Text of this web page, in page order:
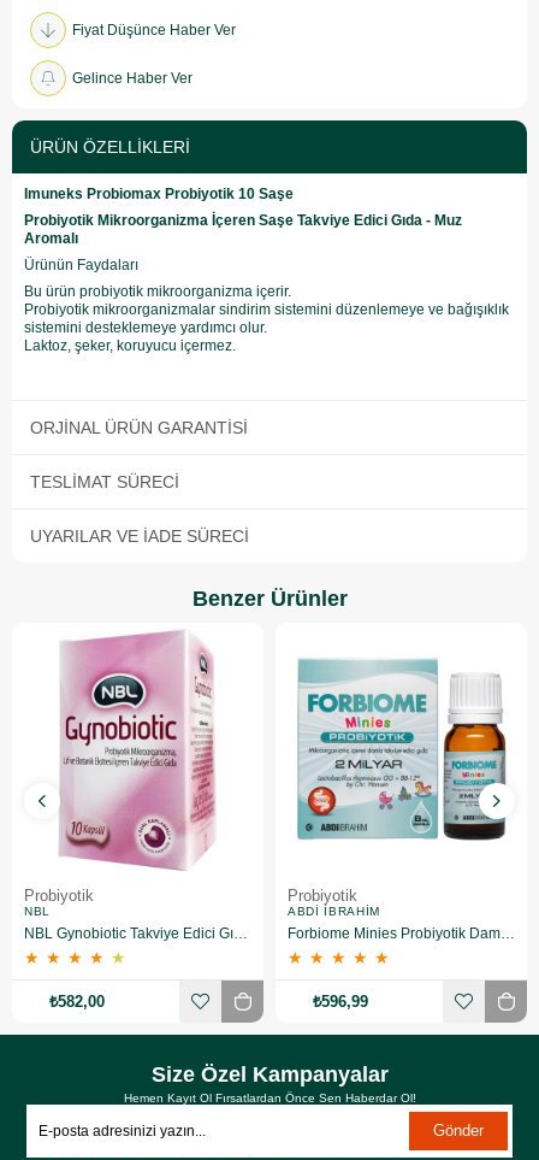
Fiyat Düşünce Haber Ver
Gelince Haber Ver
ÜRÜN ÖZELLIKLERI
Imuneks Probiomax Probiyotik 10 Saşe
Probiyotik Mikroorganizma İçeren Saşe Takviye Edici Gıda - Muz
Aromalı
Ürünün Faydaları
Bu ürün probiyotik mikroorganizma içerir.
Probiyotik mikroorganizmalar sindirim sistemini düzenlemeye ve bağışıklık
sistemini desteklemeye yardımcı olur.
Laktoz, şeker, koruyucu içermez.
ORJINAL ÜRÜN GARANTISI
TESLIMAT SÜRECI
UYARILAR VE İADE SÜRECI
Benzer Ürünler
Probiyotik
NBL
★ ★ ★ ★ ★
₺582,00
Probiyotik
ABDI İBRAHIM
★ ★ ★ ★ ★
₺596,99
Size Özel Kampanyalar
Hemen Kayıt Ol Fırsatlardan Önce Sen Haberdar Ol!
Gönder